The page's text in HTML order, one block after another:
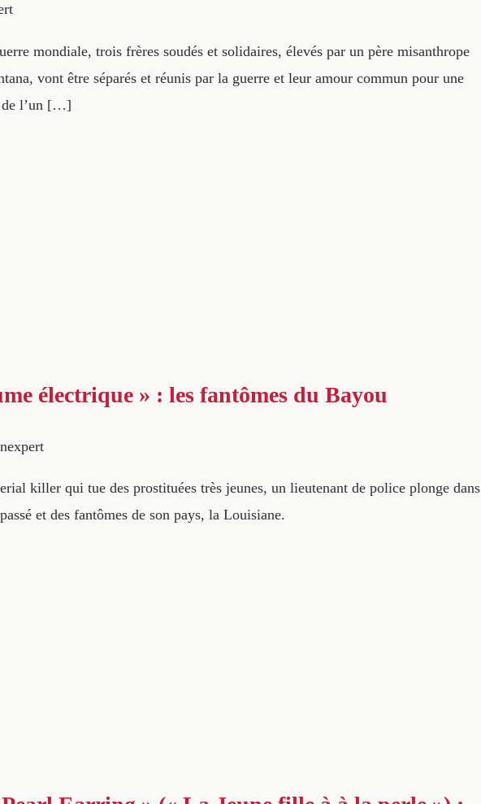
mondiale, trois frères soudés et solidaires, élevés par un père misanthrope
vont être séparés et réunis par la guerre et leur amour commun pour une
de l’un […]
électrique » : les fantômes du Bayou
killer qui tue des prostituées très jeunes, un lieutenant de police plonge dans
et des fantômes de son pays, la Louisiane.